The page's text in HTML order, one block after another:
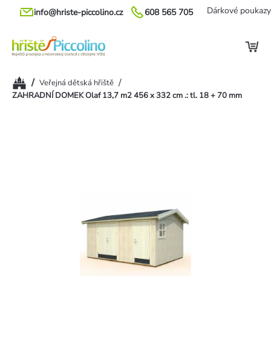
Přejít
608 565 705
info@hriste-piccolino.cz Dárkové poukazy
Domů/ Veřejná dětská hřiště /
ZAHRADNÍ DOMEK Olaf 13,7 m2 456 x 332 cm .: tl. 18 + 70 mm